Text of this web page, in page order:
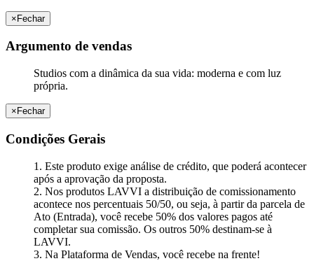
×Fechar
Argumento de vendas
Studios com a dinâmica da sua vida: moderna e com luz
própria.
× Fechar
Condições Gerais
1. Este produto exige análise de crédito, que poderá acontecer
após a aprovação da proposta.
2. Nos produtos LAVVI a distribuição de comissionamento
acontece nos percentuais 50/50, ou seja, à partir da parcela de
Ato (Entrada), você recebe 50% dos valores pagos até
completar sua comissão. Os outros 50% destinam-se à
LAVVI.
3. Na Plataforma de Vendas, você recebe na frente!